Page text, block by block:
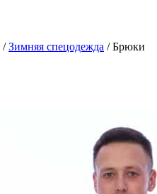
/ Зимняя спецодежда / Брюки